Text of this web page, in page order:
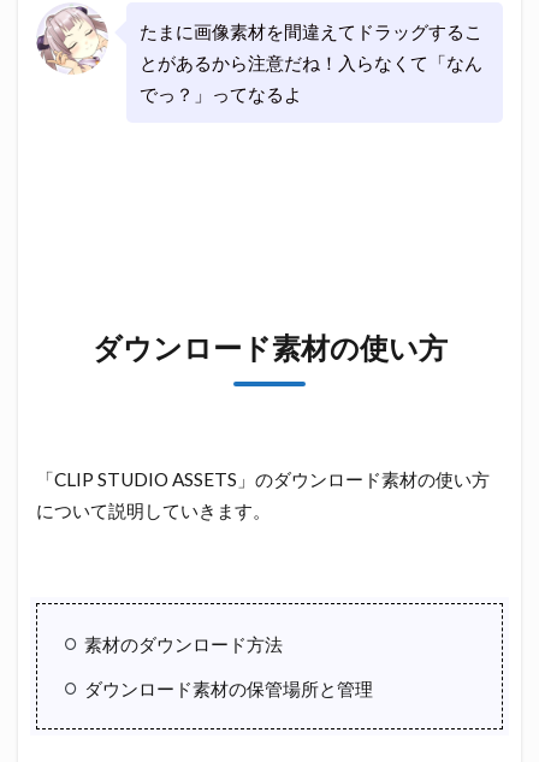
たまに画像素材を間違えてドラッグするこ
とがあるから注意だね！入らなくて「なん
でっ？」ってなるよ
ダウンロード素材の使い方
「CLIP STUDIO ASSETS」のダウンロード素材の使い方
について説明していきます。
素材のダウンロード方法
ダウンロード素材の保管場所と管理